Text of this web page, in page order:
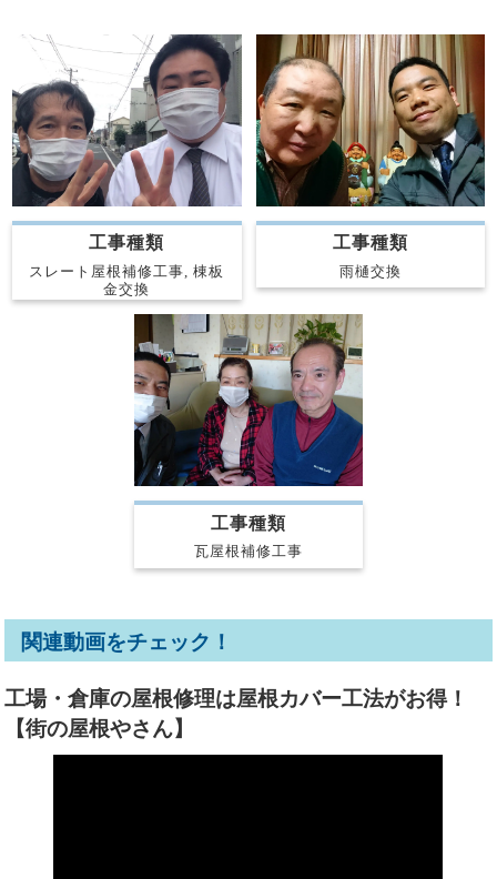
工事種類
スレート屋根補修工事, 棟板
金交換
工事種類
雨樋交換
工事種類
瓦屋根補修工事
関連動画をチェック！
工場・倉庫の屋根修理は屋根カバー工法がお得！
【街の屋根やさん】